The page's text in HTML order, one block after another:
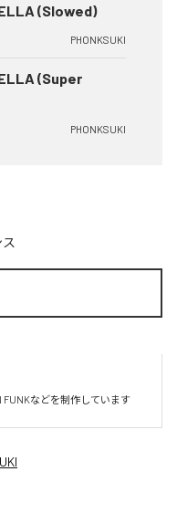
(Slowed)
PHONKSUKI
(Super
PHONKSUKI
FUNKなどを制作しています